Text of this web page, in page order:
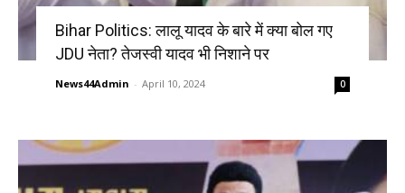
Bihar Politics: लालू यादव के बारे में क्या बोल गए
JDU नेता? तेजस्वी यादव भी निशाने पर
News44Admin - April 10, 2024 0